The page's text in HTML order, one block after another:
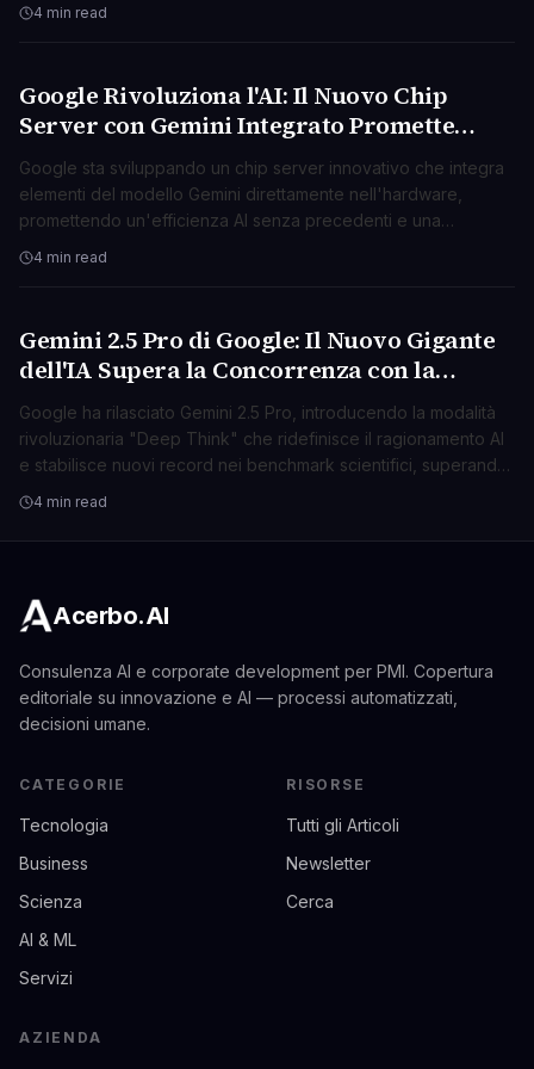
4 min read
AI & ML
Google Rivoluziona l'AI: Il Nuovo Chip
Server con Gemini Integrato Promette
Efficienza Mai Vista
Google sta sviluppando un chip server innovativo che integra
elementi del modello Gemini direttamente nell'hardware,
promettendo un'efficienza AI senza precedenti e una
maggiore autonomia.
4 min read
AI & ML
Gemini 2.5 Pro di Google: Il Nuovo Gigante
dell'IA Supera la Concorrenza con la
Modalità "Deep Think"
Google ha rilasciato Gemini 2.5 Pro, introducendo la modalità
rivoluzionaria "Deep Think" che ridefinisce il ragionamento AI
e stabilisce nuovi record nei benchmark scientifici, superando
i rivali.
4 min read
Acerbo.AI
Consulenza AI e corporate development per PMI. Copertura
editoriale su innovazione e AI — processi automatizzati,
decisioni umane.
CATEGORIE
Tecnologia
Business
Scienza
AI & ML
Servizi
RISORSE
Tutti gli Articoli
Newsletter
Cerca
AZIENDA